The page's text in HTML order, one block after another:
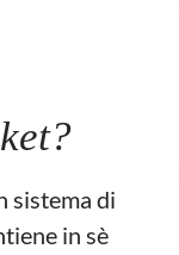
sistema di
in sè